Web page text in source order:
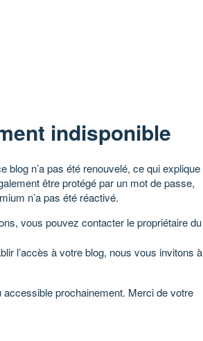
indisponible
blog n’a pas été renouvelé, ce qui explique
être protégé par un mot de passe,
n’a pas été réactivé.
vous pouvez contacter le propriétaire du
l’accès à votre blog, nous vous invitons à
prochainement. Merci de votre